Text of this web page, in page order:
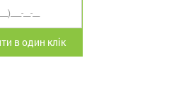
в один клік